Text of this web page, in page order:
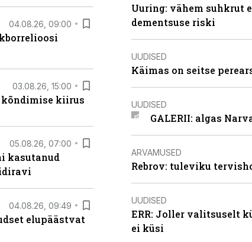
04.08.26, 09:00
03.08.26, 15:00
kõndimise kiirus
05.08.26, 07:00
kasutanud
04.08.26, 09:49
elupäästvat
Uuring: vähem suhkrut
dementsuse riski
UUDISED
Käimas on seitse
UUDISED
GALERII: algas
ARVAMUSED
Rebrov: tuleviku
UUDISED
ERR: Joller valitsuselt
ei küsi